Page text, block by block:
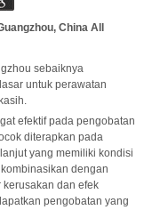
China All
sebaiknya
untuk perawatan
efektif pada pengobatan
diterapkan pada
yang memiliki kondisi
dengan
dan efek
pengobatan yang